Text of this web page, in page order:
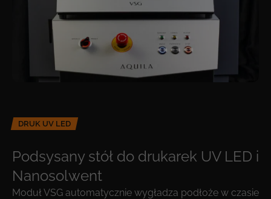
DRUK UV LED
Podsysany stół do drukarek UV LED i
Nanosolwent
Moduł VSG automatycznie wygładza podłoże w czasie